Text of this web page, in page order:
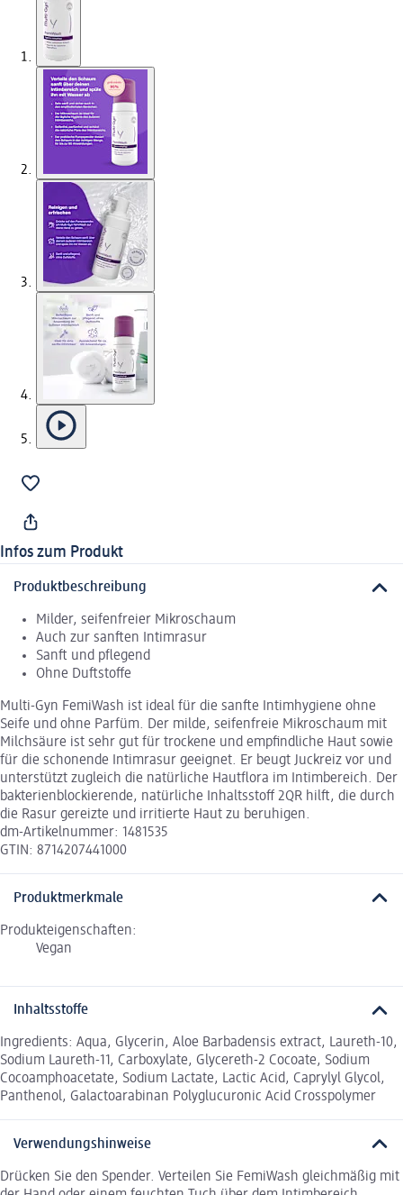
Infos zum Produkt
Produktbeschreibung
Milder, seifenfreier Mikroschaum
Auch zur sanften Intimrasur
Sanft und pflegend
Ohne Duftstoffe
Multi-Gyn FemiWash ist ideal für die sanfte Intimhygiene ohne
Seife und ohne Parfüm. Der milde, seifenfreie Mikroschaum mit
Milchsäure ist sehr gut für trockene und empfindliche Haut sowie
für die schonende Intimrasur geeignet. Er beugt Juckreiz vor und
unterstützt zugleich die natürliche Hautflora im Intimbereich. Der
bakterienblockierende, natürliche Inhaltsstoff 2QR hilft, die durch
die Rasur gereizte und irritierte Haut zu beruhigen.
dm-Artikelnummer: 1481535
GTIN: 8714207441000
Produktmerkmale
Produkteigenschaften:
Vegan
Inhaltsstoffe
Ingredients: Aqua, Glycerin, Aloe Barbadensis extract, Laureth-10,
Sodium Laureth-11, Carboxylate, Glycereth-2 Cocoate, Sodium
Cocoamphoacetate, Sodium Lactate, Lactic Acid, Caprylyl Glycol,
Panthenol, Galactoarabinan Polyglucuronic Acid Crosspolymer
Verwendungshinweise
Drücken Sie den Spender. Verteilen Sie FemiWash gleichmäßig mit